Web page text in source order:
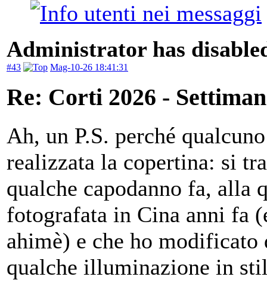
Administrator has
#43 Mag-10-26 18:41:31
Re: Corti 2026 -
Ah, un P.S. perché
realizzata la copertina: si
qualche capodanno fa, alla
fotografata in Cina anni fa
ahimè) e che ho
qualche illuminazione in